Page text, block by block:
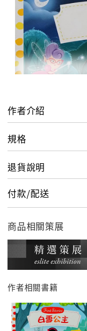
"
作者介紹
規格
退貨說明
付款/配送
商品相關策展
作者相關書籍